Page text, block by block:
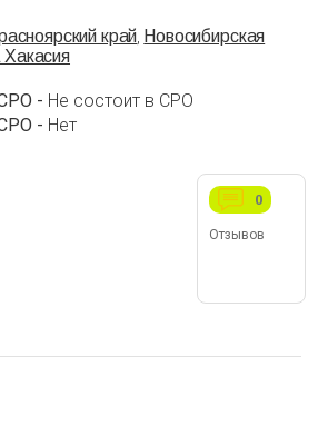
край, Новосибирская
Хакасия
- Не состоит в СРО
- Нет
Отзывов
0